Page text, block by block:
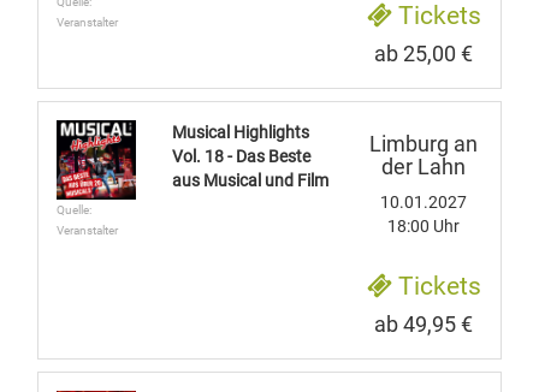
Veranstalter
Tickets
ab 25,00 €
Quelle:
Veranstalter
Musical Highlights
Vol. 18 - Das Beste
aus Musical und Film
Limburg an
der Lahn
10.01.2027
18:00 Uhr
Tickets
ab 49,95 €